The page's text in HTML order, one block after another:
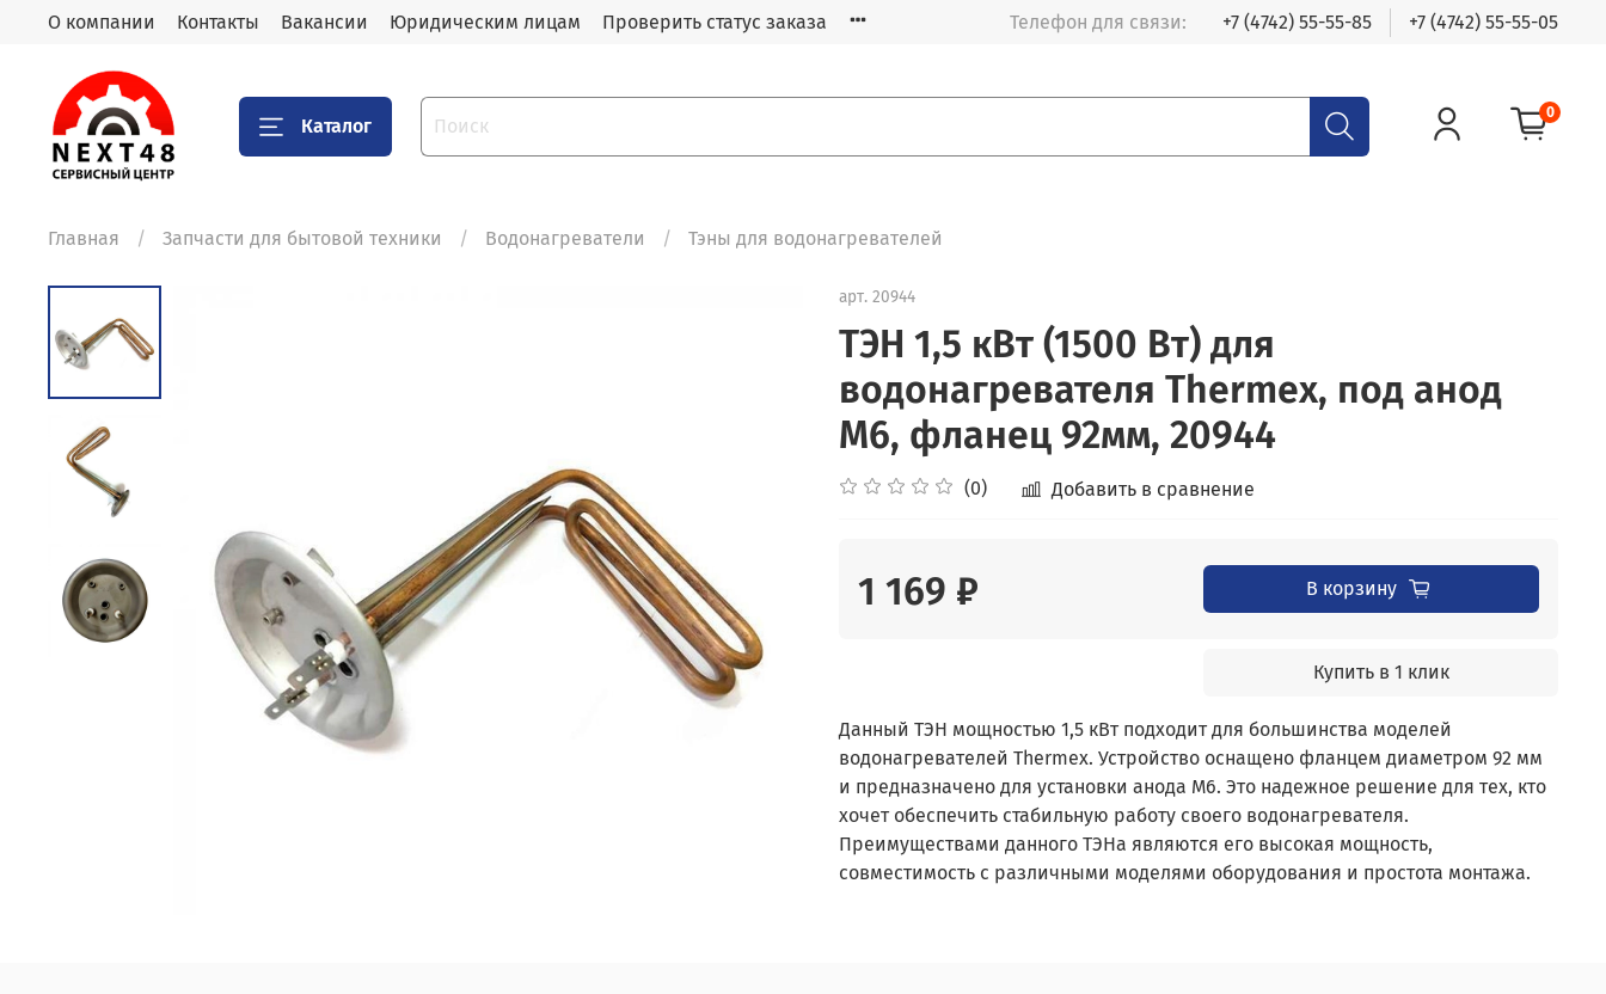
О компании Контакты Вакансии Юридическим лицам Проверить статус заказа Телефон для связи: +7 (4742) 55-55-85 +7 (4742) 55-55-05
Каталог
0
Главная Запчасти для бытовой техники Водонагреватели Тэны для водонагревателей
арт. 20944
ТЭН 1,5 кВт (1500 Вт) для
водонагревателя Thermex, под анод
М6, фланец 92мм, 20944
(0) Добавить в сравнение
1 169 ₽ В корзину
Купить в 1 клик
Данный ТЭН мощностью 1,5 кВт подходит для большинства моделей
водонагревателей Thermex. Устройство оснащено фланцем диаметром 92 мм
и предназначено для установки анода М6. Это надежное решение для тех, кто
хочет обеспечить стабильную работу своего водонагревателя.
Преимуществами данного ТЭНа являются его высокая мощность,
совместимость с различными моделями оборудования и простота монтажа.